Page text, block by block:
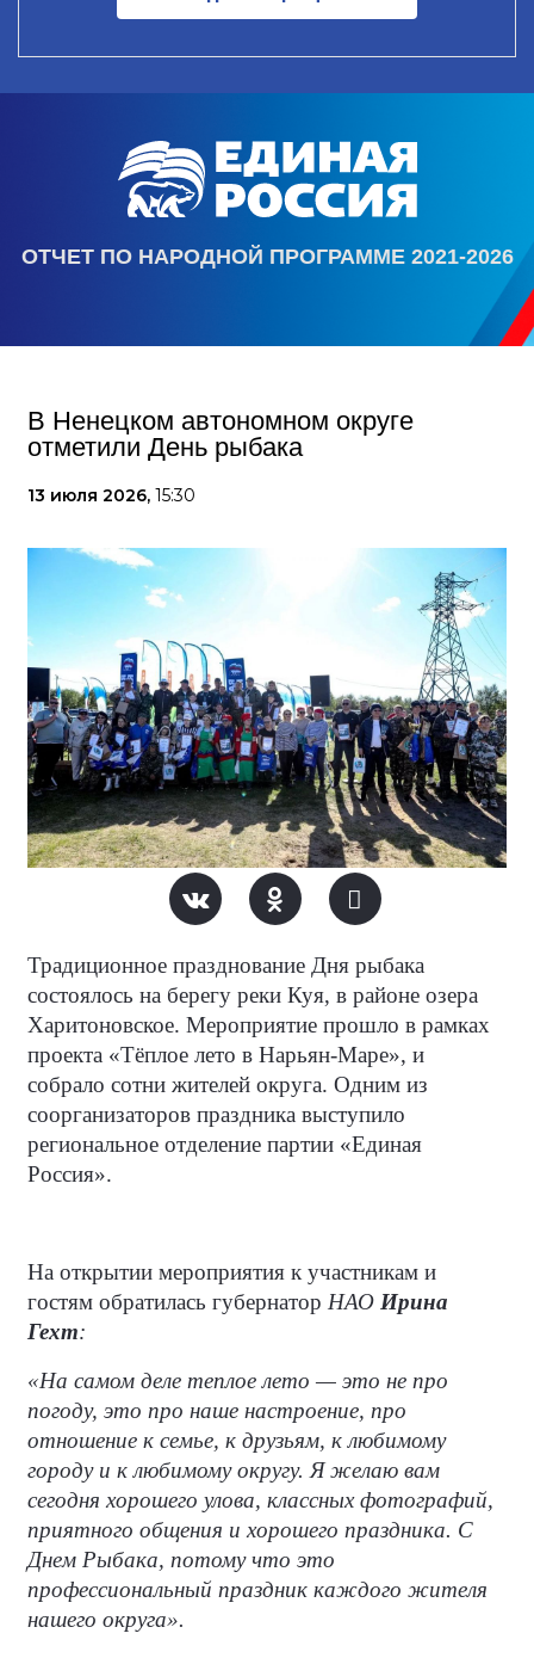
ОТЧЕТ ПО НАРОДНОЙ ПРОГРАММЕ 2021-2026
В Ненецком автономном округе
отметили День рыбака
13 июля 2026, 15:30
Традиционное празднование Дня рыбака
состоялось на берегу реки Куя, в районе озера
Харитоновское. Мероприятие прошло в рамках
проекта «Тёплое лето в Нарьян-Маре», и
собрало сотни жителей округа. Одним из
соорганизаторов праздника выступило
региональное отделение партии «Единая
Россия».
На открытии мероприятия к участникам и
гостям обратилась губернатор НАО Ирина
Гехт:
«На самом деле теплое лето — это не про
погоду, это про наше настроение, про
отношение к семье, к друзьям, к любимому
городу и к любимому округу. Я желаю вам
сегодня хорошего улова, классных фотографий,
приятного общения и хорошего праздника. С
Днем Рыбака, потому что это
профессиональный праздник каждого жителя
нашего округа».